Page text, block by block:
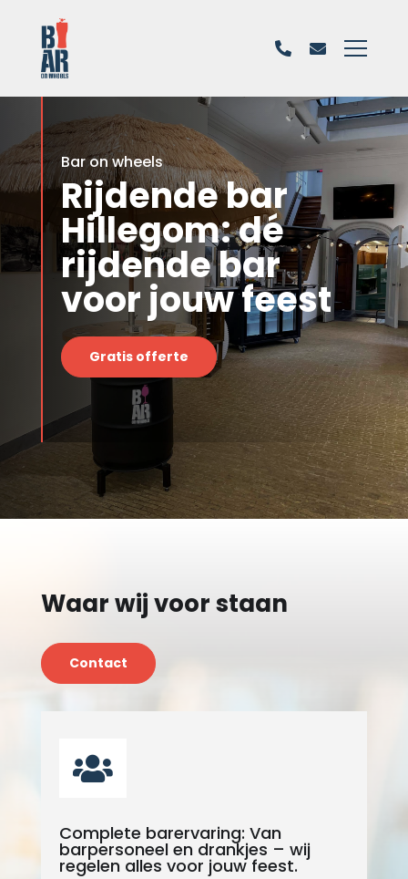
Bar on wheels
Rijdende bar
Hillegom: dé
rijdende bar
voor jouw feest
Gratis offerte
Waar wij voor staan
Contact

Complete barervaring: Van
barpersoneel en drankjes – wij
regelen alles voor jouw feest.